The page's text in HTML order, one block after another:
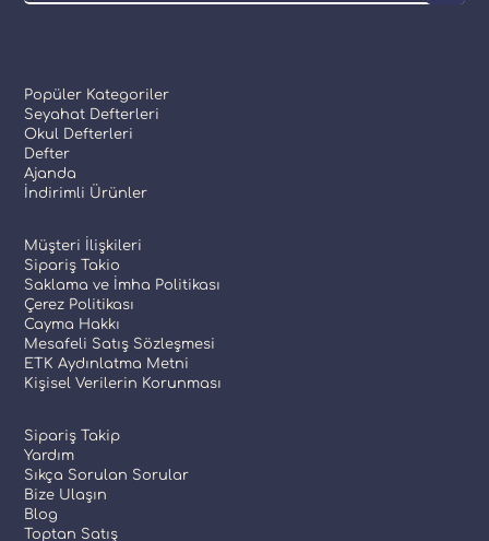
Popüler Kategoriler
Seyahat Defterleri
Okul Defterleri
Defter
Ajanda
İndirimli Ürünler
Müşteri İlişkileri
Sipariş Takio
Saklama ve İmha Politikası
Çerez Politikası
Cayma Hakkı
Mesafeli Satış Sözleşmesi
ETK Aydınlatma Metni
Kişisel Verilerin Korunması
Sipariş Takip
Yardım
Sıkça Sorulan Sorular
Bize Ulaşın
Blog
Toptan Satış